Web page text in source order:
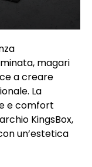
magari
a creare
La
e comfort
KingsBox,
un’estetica